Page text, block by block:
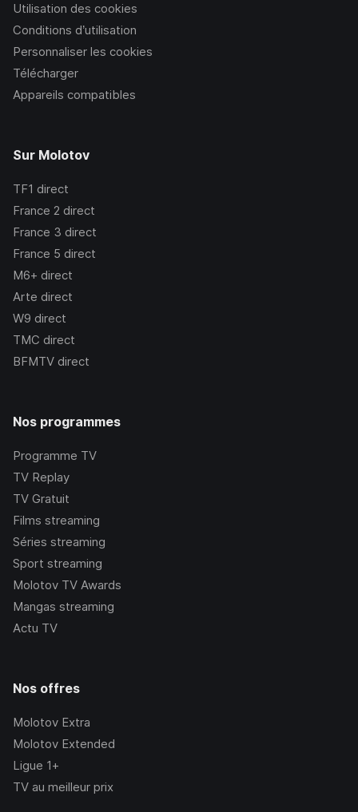
Utilisation des cookies
Conditions d’utilisation
Personnaliser les cookies
Télécharger
Appareils compatibles
Sur Molotov
TF1 direct
France 2 direct
France 3 direct
France 5 direct
M6+ direct
Arte direct
W9 direct
TMC direct
BFMTV direct
Nos programmes
Programme TV
TV Replay
TV Gratuit
Films streaming
Séries streaming
Sport streaming
Molotov TV Awards
Mangas streaming
Actu TV
Nos offres
Molotov Extra
Molotov Extended
Ligue 1+
TV au meilleur prix